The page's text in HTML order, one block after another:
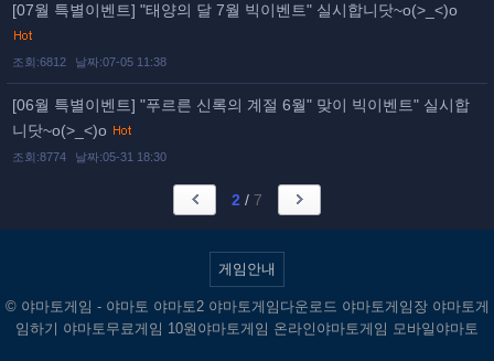
[07월 특별이벤트] "태양의 달 7월 빅이벤트" 실시합니닷~o(>_<)o
조회:6812 날짜:07-05 11:38
[06월 특별이벤트] "푸르른 신록의 계절 6월" 맞이 빅이벤트" 실시합
니닷~o(>_<)o
조회:8774 날짜:05-31 18:30
2 / 7
게임안내
© 야마토게임 - 야마토 야마토2 야마토게임다운로드 야마토게임장 야마토게
임하기 야마토무료게임 10원야마토게임 온라인야마토게임 모바일야마토